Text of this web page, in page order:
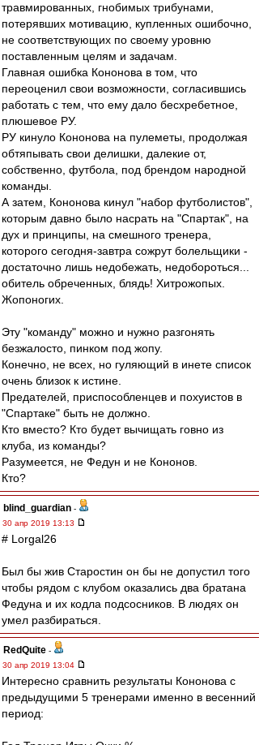
травмированных, гнобимых трибунами,
потерявших мотивацию, купленных ошибочно,
не соответствующих по своему уровню
поставленным целям и задачам.
Главная ошибка Кононова в том, что
переоценил свои возможности, согласившись
работать с тем, что ему дало бесхребетное,
плюшевое РУ.
РУ кинуло Кононова на пулеметы, продолжая
обтяпывать свои делишки, далекие от,
собственно, футбола, под брендом народной
команды.
А затем, Кононова кинул "набор футболистов",
которым давно было насрать на "Спартак", на
дух и принципы, на смешного тренера,
которого сегодня-завтра сожрут болельщики -
достаточно лишь недобежать, недобороться...
обитель обреченных, блядь! Хитрожопых.
Жопоногих.
Эту "команду" можно и нужно разгонять
безжалосто, пинком под жопу.
Конечно, не всех, но гуляющий в инете список
очень близок к истине.
Предателей, приспособленцев и похуистов в
"Спартаке" быть не должно.
Кто вместо? Кто будет вычищать говно из
клуба, из команды?
Разумеется, не Федун и не Кононов.
Кто?
blind_guardian -
30 апр 2019 13:13
# Lorgal26
Был бы жив Старостин он бы не допустил того
чтобы рядом с клубом оказались два братана
Федуна и их кодла подсосников. В людях он
умел разбираться.
RedQuite -
30 апр 2019 13:04
Интересно сравнить результаты Кононова с
предыдущими 5 тренерами именно в весенний
период: